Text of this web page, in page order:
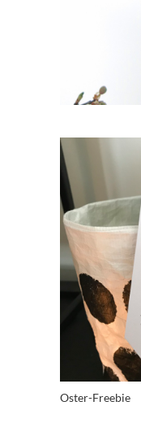
Oster-Freebie